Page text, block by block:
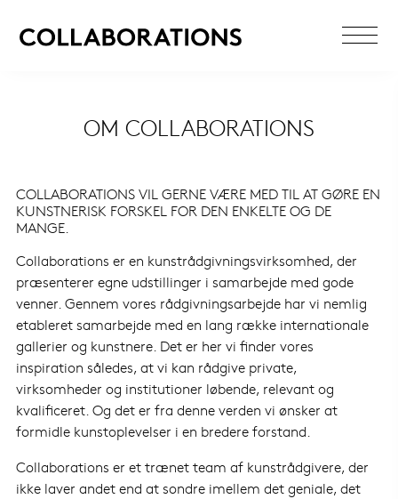
OM COLLABORATIONS
COLLABORATIONS VIL GERNE VÆRE MED TIL AT GØRE EN
KUNSTNERISK FORSKEL FOR DEN ENKELTE OG DE
MANGE.
Collaborations er en kunstrådgivningsvirksomhed, der
præsenterer egne udstillinger i samarbejde med gode
venner. Gennem vores rådgivningsarbejde har vi nemlig
etableret samarbejde med en lang række internationale
gallerier og kunstnere. Det er her vi finder vores
inspiration således, at vi kan rådgive private,
virksomheder og institutioner løbende, relevant og
kvalificeret. Og det er fra denne verden vi ønsker at
formidle kunstoplevelser i en bredere forstand.
Collaborations er et trænet team af kunstrådgivere, der
ikke laver andet end at sondre imellem det geniale, det